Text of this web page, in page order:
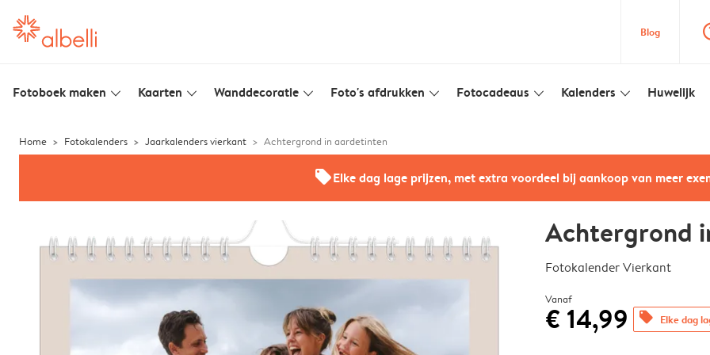
Blog
Fotoboek maken slim_arrow_down Kaarten slim_arrow_down Wanddecoratie slim_arrow_down Foto's afdrukken slim_arrow_down Fotocadeaus slim_arrow_down Kalenders slim_arrow_down Huwelijk
Home Fotokalenders Jaarkalenders vierkant Achtergrond in aardetinten
offersElke dag lage prijzen, met extra voordeel bij aankoop van meer
Achtergrond
Fotokalender Vierkant
Vanaf
€ 14,99 offers Elke dag